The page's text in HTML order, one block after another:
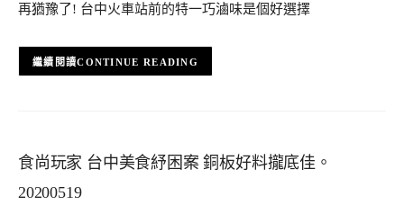
再猶豫了! 台中火車站前的特一巧滷味是個好選擇
CONTINUE READING
食尚玩家 台中美食紓困案 銅板好料攏底佳。
20200519